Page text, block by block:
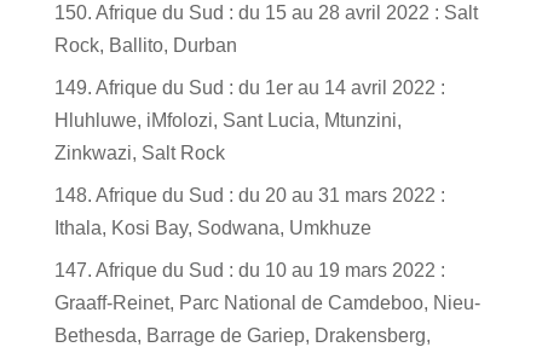
150. Afrique du Sud : du 15 au 28 avril 2022 : Salt
Rock, Ballito, Durban
149. Afrique du Sud : du 1er au 14 avril 2022 :
Hluhluwe, iMfolozi, Sant Lucia, Mtunzini,
Zinkwazi, Salt Rock
148. Afrique du Sud : du 20 au 31 mars 2022 :
Ithala, Kosi Bay, Sodwana, Umkhuze
147. Afrique du Sud : du 10 au 19 mars 2022 :
Graaff-Reinet, Parc National de Camdeboo, Nieu-
Bethesda, Barrage de Gariep, Drakensberg,